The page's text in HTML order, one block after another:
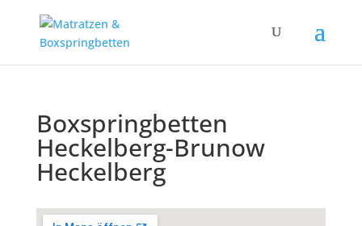
Boxspringbetten
Heckelberg-Brunow
Heckelberg